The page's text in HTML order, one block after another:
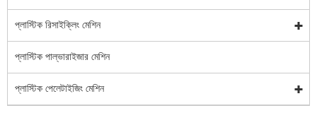
প্লাস্টিক রিসাইক্লিং মেশিন
প্লাস্টিক পাল্ভারাইজার মেশিন
প্লাস্টিক পেলেটাইজিং মেশিন